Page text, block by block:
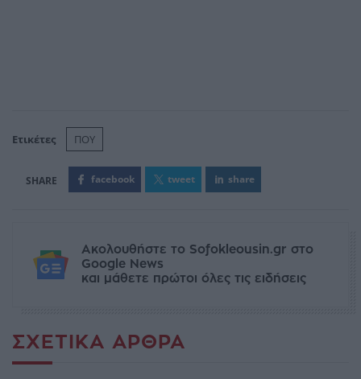
Ετικέτες ΠΟΥ
facebook tweet share
Ακολουθήστε το Sofokleousin.gr στο
Google News
και μάθετε πρώτοι όλες τις ειδήσεις
ΣΧΕΤΙΚΆ ΆΡΘΡΑ